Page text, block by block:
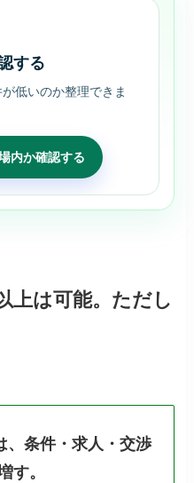
する
低いのか整理できま
内か確認する
上は可能。ただし
、条件・求人・交渉
す。